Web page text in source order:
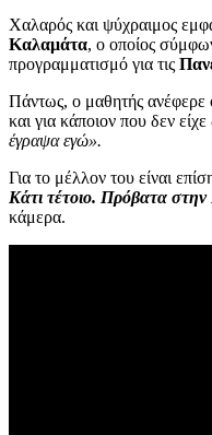
Xαλαρός και ψύχραιμος
Καλαμάτα, ο οποίος
προγραμματισμό για τις
Πάντως, ο μαθητής ανέφερε
και για κάποιον που δεν
έγραψα εγώ».
Για το μέλλον του είναι
Κάτι τέτοιο. Πρόβατα
κάμερα.